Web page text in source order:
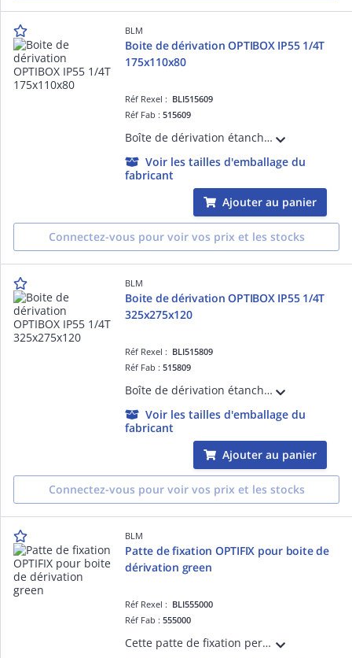
BLM
Boite de dérivation OPTIBOX IP55 1/4T
175x110x80
Réf Rexel : BLI515609
Réf Fab :515609
Boîte de dérivation étanche avec 12 entrées et repérage des ' de passage. Vol optimisé. Insertion directe des câbles. Accepte câbles et tubes de 4 à 32mm.
Voir les tailles d'emballage du
fabricant
Ajouter au panier
Connectez-vous pour voir vos prix et les stocks
BLM
Boite de dérivation OPTIBOX IP55 1/4T
325x275x120
Réf Rexel : BLI515809
Réf Fab :515809
Boîte de dérivation étanche avec 20 entrées bi-injectées et repérage des ' de passage. Volume optimisé. Insertion directe des câbles. Accepte câbles et tubes de 4 à 40mm.
Voir les tailles d'emballage du
fabricant
Ajouter au panier
Connectez-vous pour voir vos prix et les stocks
BLM
Patte de fixation OPTIFIX pour boite de
dérivation green
Réf Rexel : BLI555000
Réf Fab :555000
Cette patte de fixation permet d'être mise d'un simple tour de vis derrière la boîte de dérivation pour pouvoir l'ajouter sur un chemin de câbles (dalle ou filaire).